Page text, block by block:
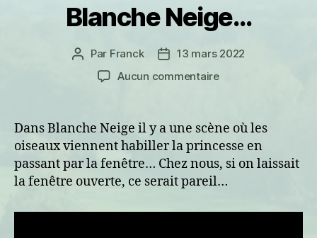
Blanche Neige…
Auteur
l’article
Par Franck
Date13 mars 2022
Aucun commentairesur
Dans Blanche Neige il y a une scène où les
oiseaux viennent habiller la princesse en
passant par la fenêtre… Chez nous, si on laissait
la fenêtre ouverte, ce serait pareil…